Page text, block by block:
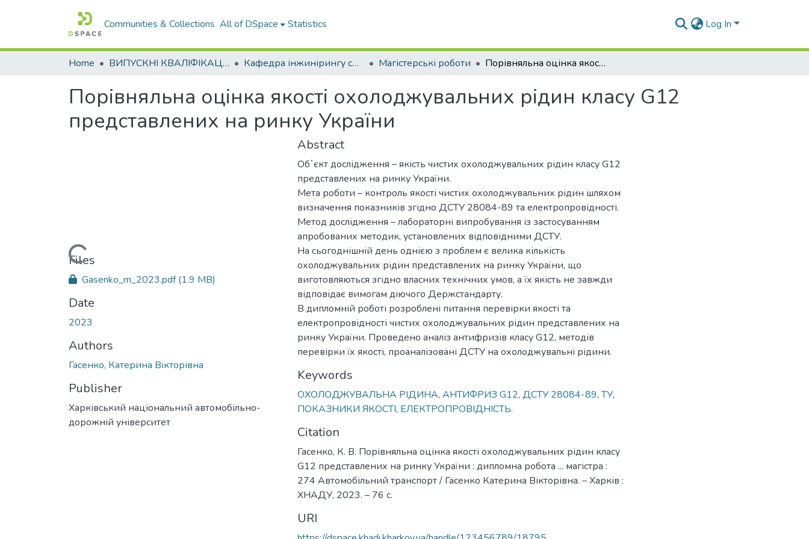
Communities & Collections All of DSpace Statistics Log In
Home ВИПУСКНІ КВАЛІФІКАЦІЙНІ РОБОТИ Кафедра інжинірингу систем автомобільного транспорту Магістерські роботи Порівняльна оцінка якості охолоджувальних рідин класу G12 представлених на ринку України
Порівняльна оцінка якості охолоджувальних рідин класу G12
представлених на ринку України
Loading...
Files
Gasenko_m_2023.pdf(1.9 MB)
Date
2023
Authors
Гасенко, Катерина Вікторівна
Publisher
Харківський національний автомобільно-
дорожній університет
Abstract
Об`єкт дослідження – якість чистих охолоджувальних рідин класу G12
представлених на ринку України.
Мета роботи – контроль якості чистих охолоджувальних рідин шляхом
визначення показників згідно ДСТУ 28084-89 та електропровідності.
Метод дослідження – лабораторні випробування із застосуванням
апробованих методик, установлених відповідними ДСТУ.
На сьогоднішній день однією з проблем є велика кількість
охолоджувальних рідин представлених на ринку України, що
виготовляються згідно власних технічних умов, а їх якість не завжди
відповідає вимогам діючого Держстандарту.
В дипломній роботі розроблені питання перевірки якості та
електропровідності чистих охолоджувальних рідин представлених на
ринку України. Проведено аналіз антифризів класу G12, методів
перевірки їх якості, проаналізовані ДСТУ на охолоджувальні рідини.
Keywords
ОХОЛОДЖУВАЛЬНА РІДИНА, АНТИФРИЗ G12, ДСТУ 28084-89,ТУ,
ПОКАЗНИКИ ЯКОСТІ, ЕЛЕКТРОПРОВІДНІСТЬ.
Citation
Гасенко, К. В. Порівняльна оцінка якості охолоджувальних рідин класу
G12 представлених на ринку України : дипломна робота ... магістра :
274 Автомобільний транспорт / Гасенко Катерина Вікторівна. – Харків :
ХНАДУ, 2023. – 76 с.
URI